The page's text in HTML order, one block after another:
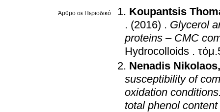
Άρθρο σε Περιοδικό
Koupantsis
. (2016) . Glycerol
proteins – CMC
Hydrocolloids .
Nenadis Nikolaos
susceptibility of
oxidation
total phenol